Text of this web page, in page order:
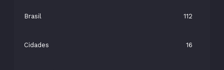
Brasil 112
Cidades 16